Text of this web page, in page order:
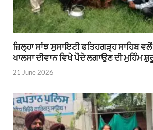
ਜ਼ਿਲ੍ਹਾ ਸਾਂਝ ਸੁਸਾਇਟੀ ਫਤਿਹਗੜ੍ਹ ਸਾਹਿਬ
ਖਾਲਸਾ ਦੀਵਾਨ ਵਿਖੇ ਪੌਦੇ ਲਗਾਉਣ ਦੀ ਮੁਹਿੰਮ
21 June 2026